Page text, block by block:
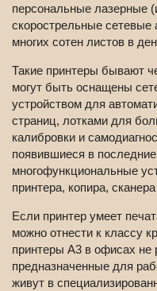
персональные лазерные
скорострельные сетевые
многих сотен листов в
Такие принтеры бывают
могут быть оснащены
устройством для
страниц, лотками для
калибровки и
появившиеся в
многофункциональные
принтера, копира,
Если принтер умеет
можно отнести к классу
принтеры А3 в офисах не
предназначенные для
живут в